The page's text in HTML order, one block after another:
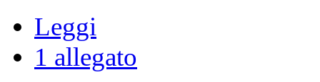
Leggi
1 allegato